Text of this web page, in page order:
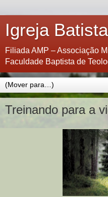
Igreja
Filiada AMP – Associação
Faculdade Baptista de
Treinando para a